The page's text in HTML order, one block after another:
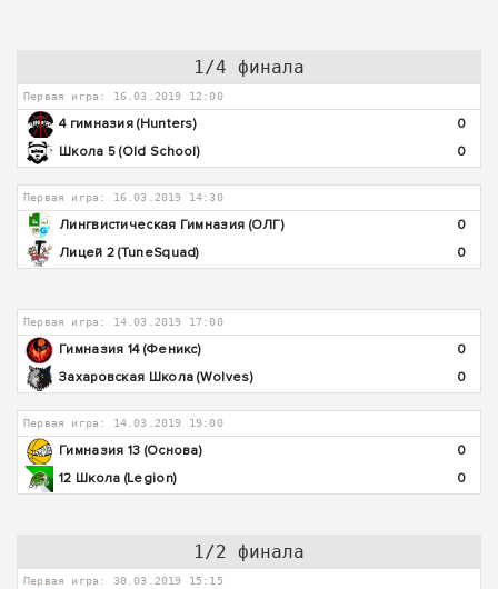
1/4 финала
Первая игра: 16.03.2019 12:00
4 гимназия (Hunters)
0
Школа 5 (Old School)
0
Первая игра: 16.03.2019 14:30
Лингвистическая Гимназия (ОЛГ)
0
Лицей 2 (TuneSquad)
0
Первая игра: 14.03.2019 17:00
Гимназия 14 (Феникс)
0
Захаровская Школа (Wolves)
0
Первая игра: 14.03.2019 19:00
Гимназия 13 (Основа)
0
12 Школа (Legion)
0
1/2 финала
Первая игра: 30.03.2019 15:15